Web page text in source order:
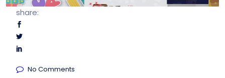
share:
No Comments